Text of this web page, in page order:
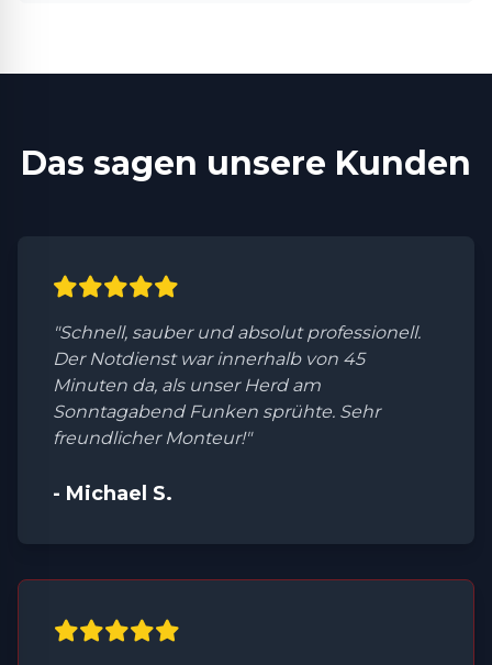
Das sagen unsere Kunden
"Schnell, sauber und absolut professionell.
Der Notdienst war innerhalb von 45
Minuten da, als unser Herd am
Sonntagabend Funken sprühte. Sehr
freundlicher Monteur!"
- Michael S.